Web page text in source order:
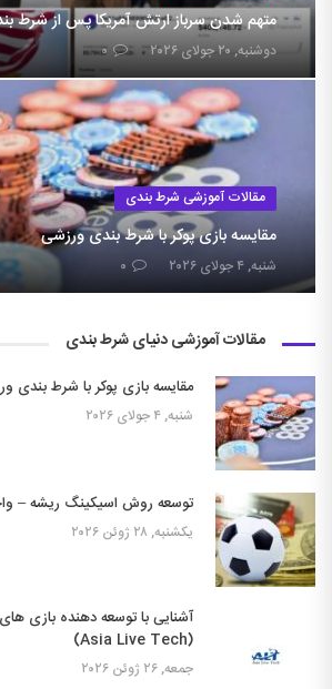
متهم شدن سرباز ارتش آمریکا پس از شرط
دوشنبه, ۲۰ جولای ۲۰۲۶ ۰
مقالات آموزشی شرط بندی
مقایسه بازی پوکر با شرط بندی ورزشی
شنبه, ۴ جولای ۲۰۲۶ ۰
مقالات آموزشی دنیای شرط بندی
مقایسه بازی پوکر با شرط بندی
شنبه, ۴ جولای ۲۰۲۶
توسعه روش اسیکینگ ریشه –
یکشنبه, ۲۸ ژوئن ۲۰۲۶
آشنایی با توسعه دهنده بازی
(Asia Live Tech)
جمعه, ۲۶ ژوئن ۲۰۲۶